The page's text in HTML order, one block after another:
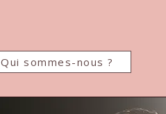
Qui sommes-nous ?